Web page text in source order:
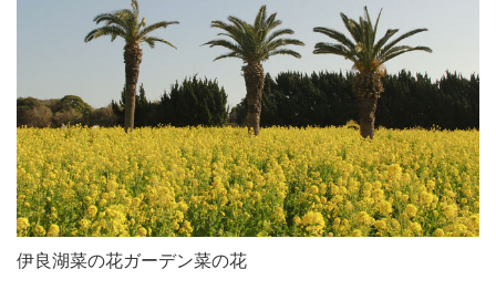
伊良湖菜の花ガーデン菜の花